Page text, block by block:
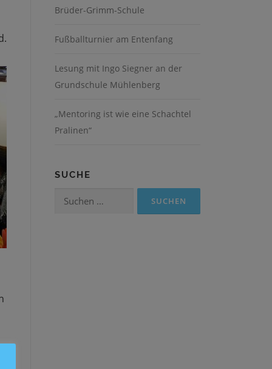
Brüder-Grimm-Schule
Fußballturnier am Entenfang
Lesung mit Ingo Siegner an der
Grundschule Mühlenberg
„Mentoring ist wie eine Schachtel
Pralinen“
SUCHE
Suchen